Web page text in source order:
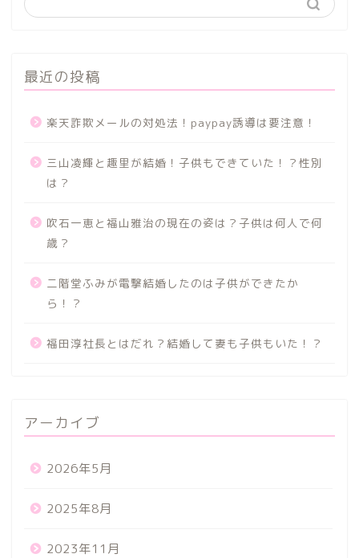
最近の投稿
楽天詐欺メールの対処法！paypay誘導は要注意！
三山凌輝と趣里が結婚！子供もできていた！？性別
は？
吹石一恵と福山雅治の現在の姿は？子供は何人で何
歳？
二階堂ふみが電撃結婚したのは子供ができたか
ら！？
福田淳社長とはだれ？結婚して妻も子供もいた！？
アーカイブ
2026年5月
2025年8月
2023年11月